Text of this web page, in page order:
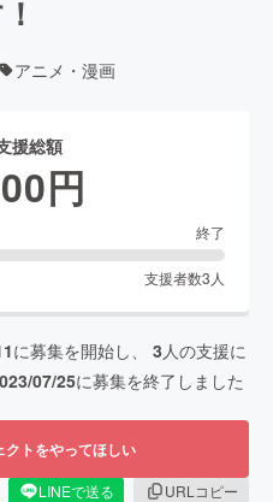
アニメ・漫画
援総額
円
終了
支援者数3 人
に募集を開始し、 3 人の支援に
07/25に募集を終了しました
クトをやってほしい
LINEで送る
URLコピー